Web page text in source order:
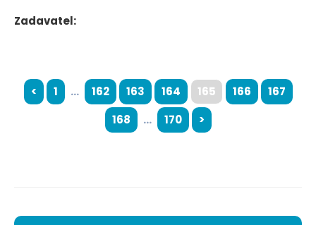
Zadavatel:
< 1 ... 162 163 164 165 166
167
168
... 170 >